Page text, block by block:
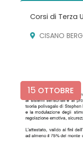
Corsi di Terza
CISANO
15 OTTOBRE